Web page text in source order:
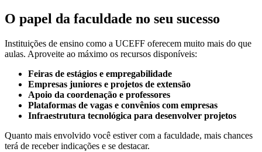
O papel da faculdade no seu sucesso
Instituições de ensino como a UCEFF oferecem muito mais do que
aulas. Aproveite ao máximo os recursos disponíveis:
Feiras de estágios e empregabilidade
Empresas juniores e projetos de extensão
Apoio da coordenação e professores
Plataformas de vagas e convênios com empresas
Infraestrutura tecnológica para desenvolver projetos
Quanto mais envolvido você estiver com a faculdade, mais chances
terá de receber indicações e se destacar.